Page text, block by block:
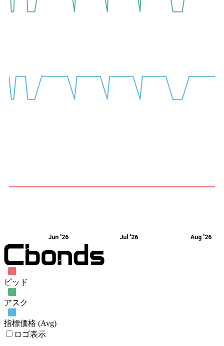
Jun '26 Jul '26 Aug '26
ビッド
アスク
指標価格 (Avg)
ロゴ表示